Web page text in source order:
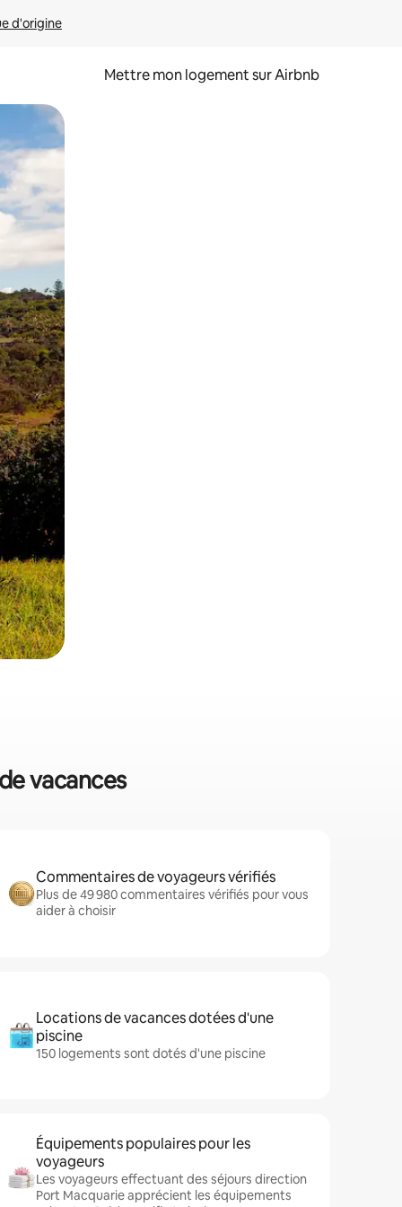
d'origine
Mettre mon logement sur Airbnb
glisser.
vacances
Commentaires de voyageurs vérifiés
Plus de 49 980 commentaires vérifiés pour vous
aider à choisir
Locations de vacances dotées d'une
piscine
150 logements sont dotés d'une piscine
Équipements populaires pour les
voyageurs
Les voyageurs effectuant des séjours direction
Port Macquarie apprécient les équipements